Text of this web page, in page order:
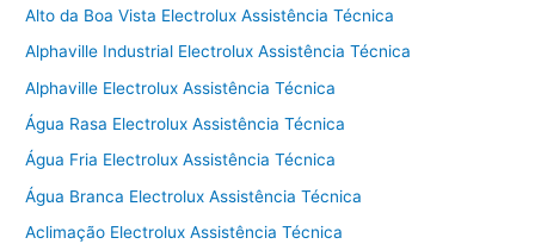
Alto da Boa Vista Electrolux Assistência Técnica
Alphaville Industrial Electrolux Assistência Técnica
Alphaville Electrolux Assistência Técnica
Água Rasa Electrolux Assistência Técnica
Água Fria Electrolux Assistência Técnica
Água Branca Electrolux Assistência Técnica
Aclimação Electrolux Assistência Técnica